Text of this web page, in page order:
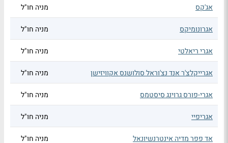
אג'קס מניה חו"ל
אגרונומיקס מניה חו"ל
אגרי ריאלטי מניה חו"ל
אגרייקלצ'ר אנד נצ'וראל סולושנס אקוויזישן מניה חו"ל
אגרי-פורס גרוינג סיסטמס מניה חו"ל
אגריפיי מניה חו"ל
אד פפר מדיה אינטרנשיונאל מניה חו"ל